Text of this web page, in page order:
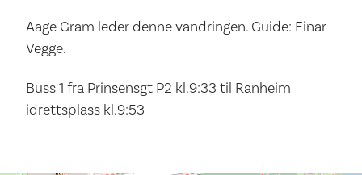
Aage Gram leder denne vandringen. Guide: Einar
Vegge.
Buss 1 fra Prinsensgt P2 kl.9:33 til Ranheim
idrettsplass kl.9:53